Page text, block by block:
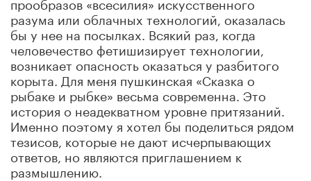
разума или облачных технологий, оказалась
бы у нее на посылках. Всякий раз, когда
человечество фетишизирует технологии,
возникает опасность оказаться у разбитого
корыта. Для меня пушкинская «Сказка о
рыбаке и рыбке» весьма современна. Это
история о неадекватном уровне притязаний.
Именно поэтому я хотел бы поделиться рядом
тезисов, которые не дают исчерпывающих
ответов, но являются приглашением к
размышлению.